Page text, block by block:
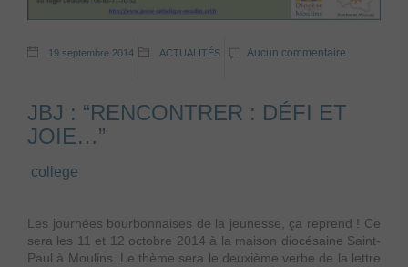
19 septembre 2014 ACTUALITÉS Aucun commentaire
JBJ : “RENCONTRER : DÉFI ET
JOIE…”
college
Les journées bourbonnaises de la jeunesse, ça reprend ! Ce
sera les 11 et 12 octobre 2014 à la maison diocésaine Saint-
Paul à Moulins. Le thème sera le deuxième verbe de la lettre